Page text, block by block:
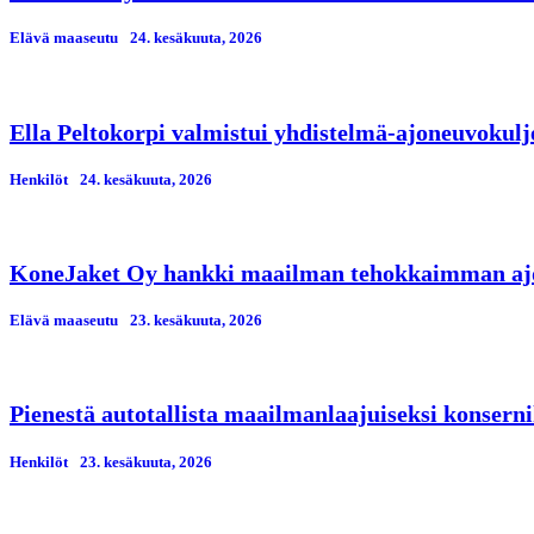
Elävä maaseutu 24. kesäkuuta, 2026
Ella Peltokorpi valmistui yhdistelmä-
Henkilöt 24. kesäkuuta, 2026
KoneJaket Oy hankki maailman tehokkaimman
Elävä maaseutu 23. kesäkuuta, 2026
Pienestä autotallista maailmanlaajuiseksi
Henkilöt 23. kesäkuuta, 2026